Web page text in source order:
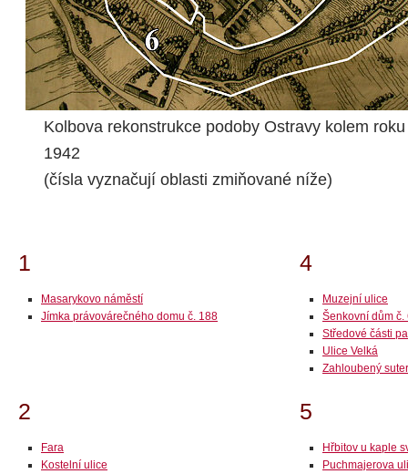
Kolbova rekonstrukce podoby Ostravy kolem
1942
(čísla vyznačují oblasti zmiňované níže)
1
Masarykovo náměstí
Jímka právovárečného domu č. 188
4
Muzejní ulice
Šenkovní dům č.
Středové části
Ulice Velká
Zahloubený
2
Fara
Kostelní ulice
5
Hřbitov u kaple
Puchmajerova